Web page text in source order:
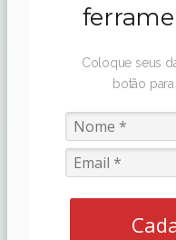
Coloque seus
botão